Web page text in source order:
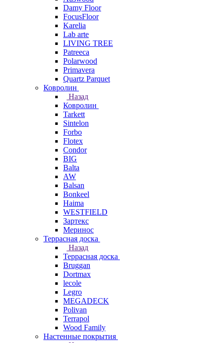
Damy Floor
FocusFloor
Karelia
Lab arte
LIVING TREE
Patreeca
Polarwood
Primavera
Quartz Parquet
Ковролин
Назад
Ковролин
Tarkett
Sintelon
Forbo
Flotex
Condor
BIG
Balta
AW
Balsan
Bonkeel
Haima
WESTFIELD
Зартекс
Меринос
Террасная доска
Назад
Террасная доска
Bruggan
Dortmax
lecole
Legro
MEGADECK
Polivan
Terrapol
Wood Family
Настенные покрытия